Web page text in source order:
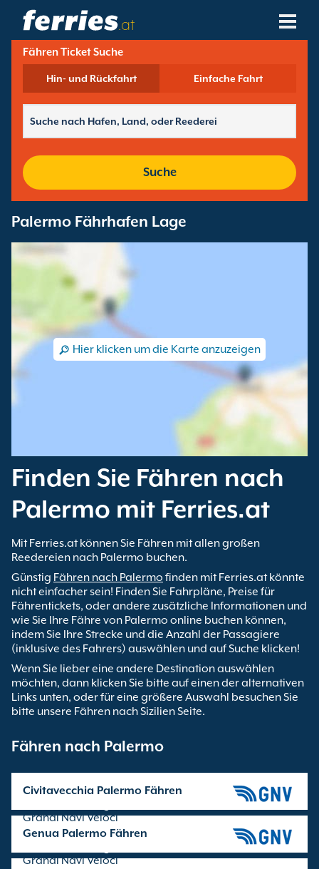
.at
Reedereien
Fährziele
Fährhäfen
Fähren Ticket Suche
Hin- und Rückfahrt Einfache Fahrt
Suche
Palermo Fährhafen Lage
Hier klicken um die Karte anzuzeigen
Finden Sie Fähren nach
Palermo mit Ferries.at
Mit Ferries.at können Sie Fähren mit allen großen
Reedereien nach Palermo buchen.
Günstig Fähren nach Palermo finden mit Ferries.at könnte
nicht einfacher sein! Finden Sie Fahrpläne, Preise für
Fährentickets, oder andere zusätzliche Informationen und
wie Sie Ihre Fähre von Palermo online buchen können,
indem Sie Ihre Strecke und die Anzahl der Passagiere
(inklusive des Fahrers) auswählen und auf Suche klicken!
Wenn Sie lieber eine andere Destination auswählen
möchten, dann klicken Sie bitte auf einen der alternativen
Links unten, oder für eine größere Auswahl besuchen Sie
bitte unsere Fähren nach Sizilien Seite.
Fähren nach Palermo
Civitavecchia Palermo Fähren
Grandi Navi Veloci
Genua Palermo Fähren
Grandi Navi Veloci